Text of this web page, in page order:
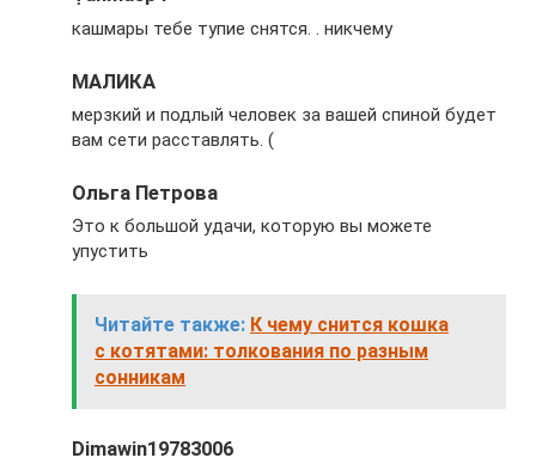
кашмары тебе тупие снятся. . никчему
МАЛИКА
мерзкий и подлый человек за вашей спиной будет
вам сети расставлять. (
Ольга Петрова
Это к большой удачи, которую вы можете
упустить
Читайте также: К чему снится кошка
с котятами: толкования по разным
сонникам
Dimawin19783006